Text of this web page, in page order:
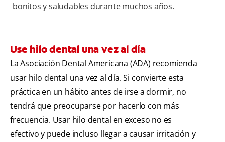
bonitos y saludables durante muchos años.
Use hilo dental una vez al día
La Asociación Dental Americana (ADA) recomienda
usar hilo dental una vez al día. Si convierte esta
práctica en un hábito antes de irse a dormir, no
tendrá que preocuparse por hacerlo con más
frecuencia. Usar hilo dental en exceso no es
efectivo y puede incluso llegar a causar irritación y